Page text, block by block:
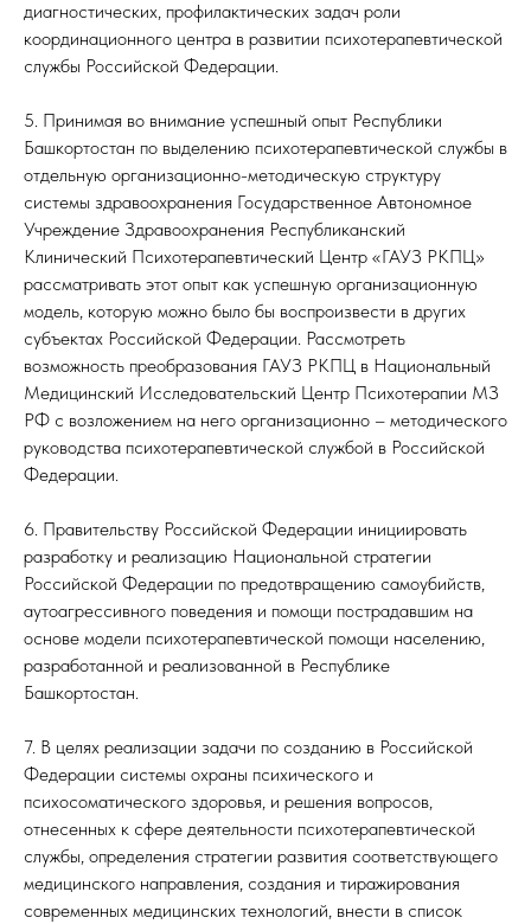
диагностических, профилактических задач роли
координационного центра в развитии психотерапевтической
службы Российской Федерации.
5. Принимая во внимание успешный опыт Республики
Башкортостан по выделению психотерапевтической службы в
отдельную организационно-методическую структуру
системы здравоохранения Государственное Автономное
Учреждение Здравоохранения Республиканский
Клинический Психотерапевтический Центр «ГАУЗ РКПЦ»
рассматривать этот опыт как успешную организационную
модель, которую можно было бы воспроизвести в других
субъектах Российской Федерации. Рассмотреть
возможность преобразования ГАУЗ РКПЦ в Национальный
Медицинский Исследовательский Центр Психотерапии МЗ
РФ с возложением на него организационно – методического
руководства психотерапевтической службой в Российской
Федерации.
6. Правительству Российской Федерации инициировать
разработку и реализацию Национальной стратегии
Российской Федерации по предотвращению самоубийств,
аутоагрессивного поведения и помощи пострадавшим на
основе модели психотерапевтической помощи населению,
разработанной и реализованной в Республике
Башкортостан.
7. В целях реализации задачи по созданию в Российской
Федерации системы охраны психического и
психосоматического здоровья, и решения вопросов,
отнесенных к сфере деятельности психотерапевтической
службы, определения стратегии развития соответствующего
медицинского направления, создания и тиражирования
современных медицинских технологий, внести в список